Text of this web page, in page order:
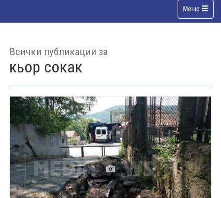
Меню
Всички публикации за
кьор сокак